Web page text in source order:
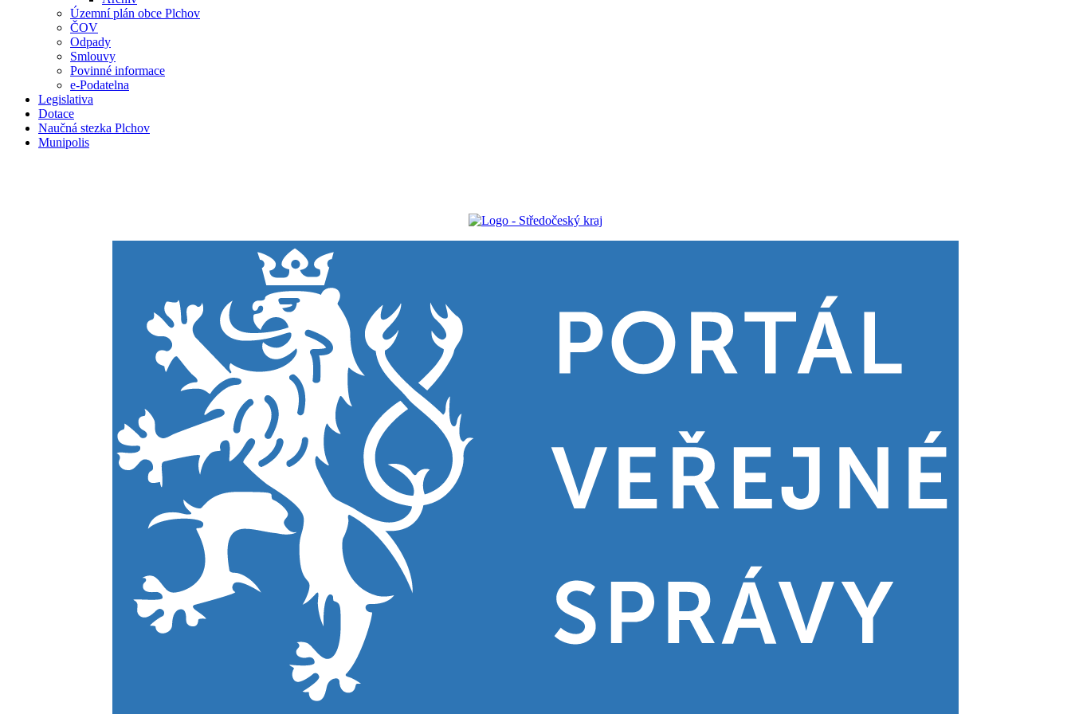
Územní plán obce Plchov
ČOV
Odpady
Smlouvy
Povinné informace
e-Podatelna
Legislativa
Dotace
Naučná stezka Plchov
Munipolis